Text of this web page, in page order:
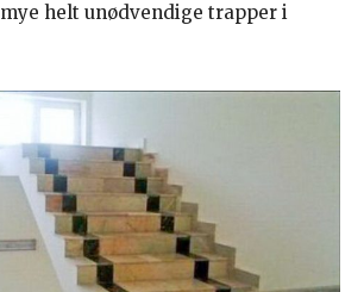
helt unødvendige trapper i